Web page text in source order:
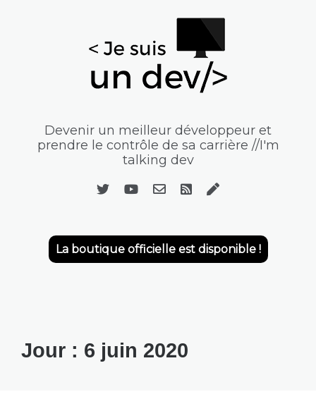
Devenir un meilleur développeur et
prendre le contrôle de sa carrière //I'm
talking dev
La boutique officielle est disponible !
Jour : 6 juin 2020